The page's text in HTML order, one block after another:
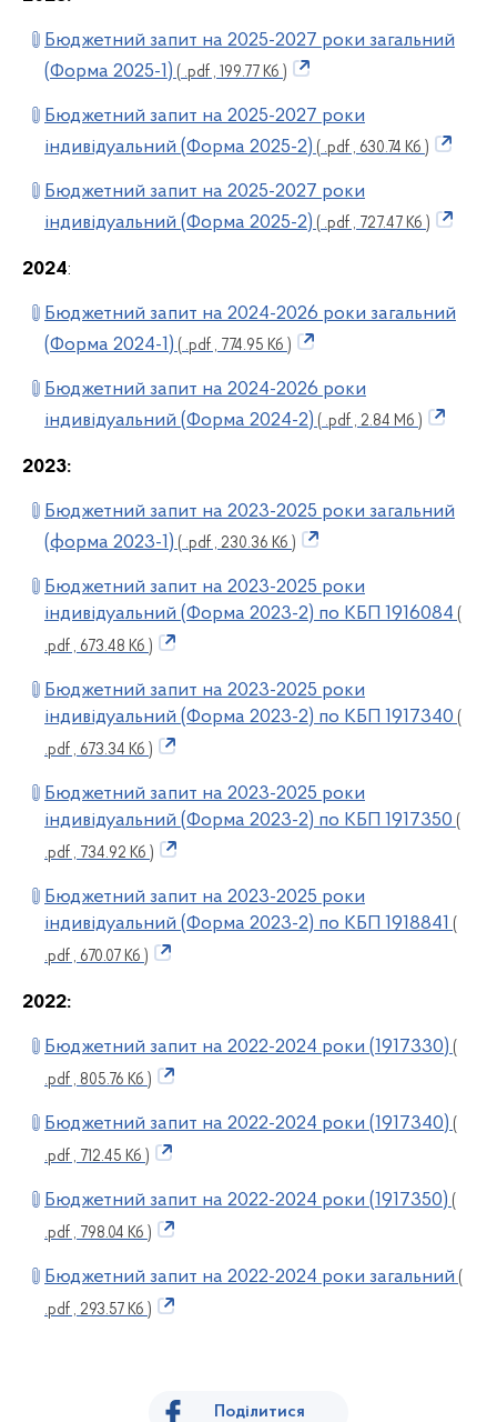
Бюджетний запит на 2025-2027 роки загальний
(Форма 2025-1) ( .pdf , 199.77 Кб )
Бюджетний запит на 2025-2027 роки
індивідуальний (Форма 2025-2) ( .pdf , 630.74 Кб )
Бюджетний запит на 2025-2027 роки
індивідуальний (Форма 2025-2) ( .pdf , 727.47 Кб )
2024:
Бюджетний запит на 2024-2026 роки загальний
(Форма 2024-1) ( .pdf , 774.95 Кб )
Бюджетний запит на 2024-2026 роки
індивідуальний (Форма 2024-2) ( .pdf , 2.84 Мб )
2023:
Бюджетний запит на 2023-2025 роки загальний
(форма 2023-1) ( .pdf , 230.36 Кб )
Бюджетний запит на 2023-2025 роки
індивідуальний (Форма 2023-2) по КБП 1916084 (
.pdf , 673.48 Кб )
Бюджетний запит на 2023-2025 роки
індивідуальний (Форма 2023-2) по КБП 1917340 (
.pdf , 673.34 Кб )
Бюджетний запит на 2023-2025 роки
індивідуальний (Форма 2023-2) по КБП 1917350 (
.pdf , 734.92 Кб )
Бюджетний запит на 2023-2025 роки
індивідуальний (Форма 2023-2) по КБП 1918841 (
.pdf , 670.07 Кб )
2022:
Бюджетний запит на 2022-2024 роки (1917330) (
.pdf , 805.76 Кб )
Бюджетний запит на 2022-2024 роки (1917340) (
.pdf , 712.45 Кб )
Бюджетний запит на 2022-2024 роки (1917350) (
.pdf , 798.04 Кб )
Бюджетний запит на 2022-2024 роки загальний (
.pdf , 293.57 Кб )
Поділитися